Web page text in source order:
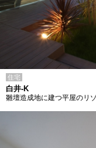
住宅
白井-K
雛壇造成地に建つ平屋のリ